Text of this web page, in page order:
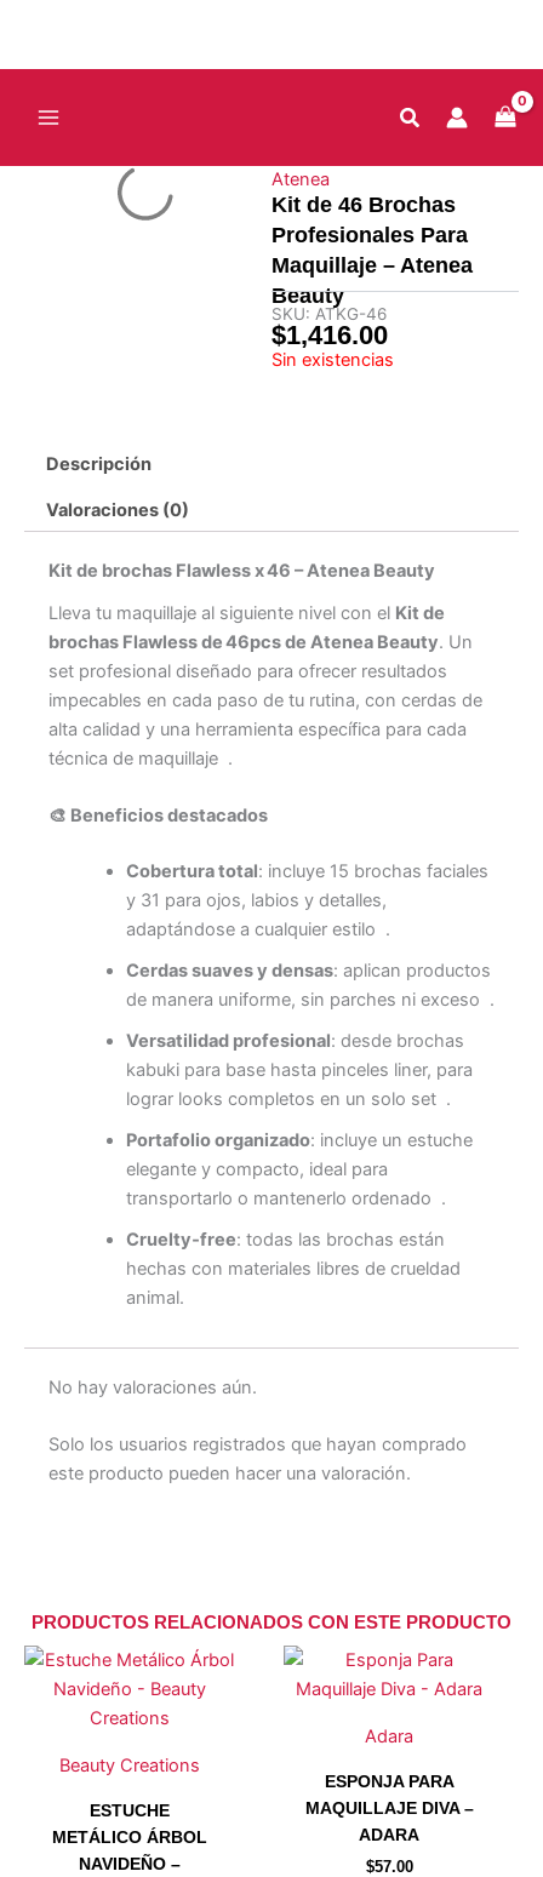
contenido
Atenea
Kit de 46 Brochas
Profesionales Para
Maquillaje – Atenea
Beauty
SKU: ATKG-46
$1,416.00
Sin existencias
Descripción
Valoraciones (0)
Kit de brochas Flawless x 46 – Atenea Beauty
Lleva tu maquillaje al siguiente nivel con el Kit de
brochas Flawless de 46pcs de Atenea Beauty. Un
set profesional diseñado para ofrecer resultados
impecables en cada paso de tu rutina, con cerdas de
alta calidad y una herramienta específica para cada
técnica de maquillaje .
🎨 Beneficios destacados
Cobertura total: incluye 15 brochas faciales
y 31 para ojos, labios y detalles,
adaptándose a cualquier estilo .
Cerdas suaves y densas: aplican productos
de manera uniforme, sin parches ni exceso .
Versatilidad profesional: desde brochas
kabuki para base hasta pinceles liner, para
lograr looks completos en un solo set .
Portafolio organizado: incluye un estuche
elegante y compacto, ideal para
transportarlo o mantenerlo ordenado .
Cruelty‑free: todas las brochas están
hechas con materiales libres de crueldad
animal.
No hay valoraciones aún.
Solo los usuarios registrados que hayan comprado
este producto pueden hacer una valoración.
PRODUCTOS RELACIONADOS CON ESTE PRODUCTO
Beauty Creations
ESTUCHE
METÁLICO ÁRBOL
NAVIDEÑO –
Adara
ESPONJA PARA
MAQUILLAJE DIVA –
ADARA
$57.00